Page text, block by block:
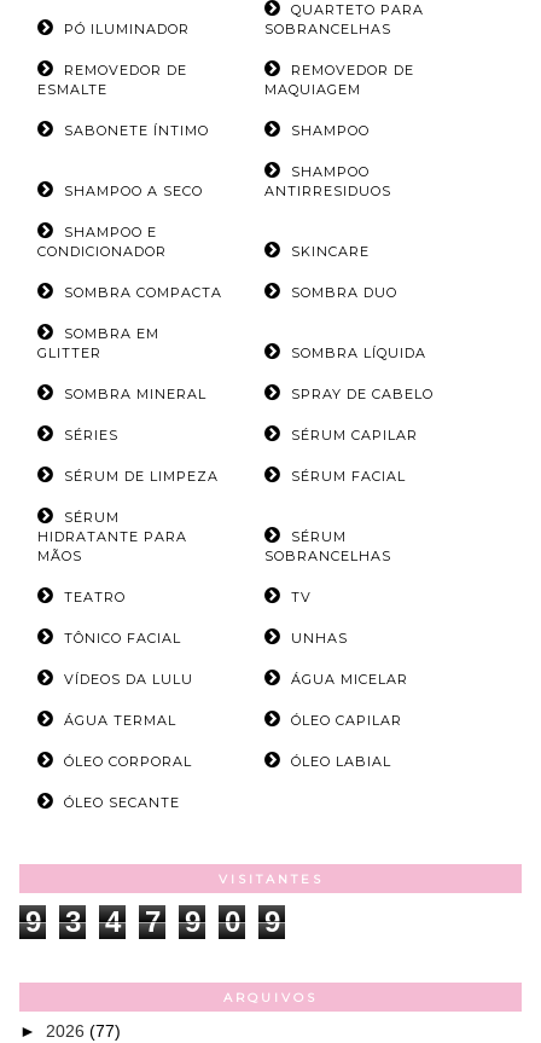
PÓ ILUMINADOR
QUARTETO PARA
SOBRANCELHAS
REMOVEDOR DE
ESMALTE
REMOVEDOR DE
MAQUIAGEM
SABONETE ÍNTIMO SHAMPOO
SHAMPOO A SECO
SHAMPOO
ANTIRRESIDUOS
SHAMPOO E
CONDICIONADOR
SKINCARE
SOMBRA COMPACTA SOMBRA DUO
SOMBRA EM
GLITTER
SOMBRA LÍQUIDA
SOMBRA MINERAL SPRAY DE CABELO
SÉRIES SÉRUM CAPILAR
SÉRUM DE LIMPEZA SÉRUM FACIAL
SÉRUM
HIDRATANTE PARA
MÃOS
SÉRUM
SOBRANCELHAS
TEATRO TV
TÔNICO FACIAL UNHAS
VÍDEOS DA LULU ÁGUA MICELAR
ÁGUA TERMAL ÓLEO CAPILAR
ÓLEO CORPORAL ÓLEO LABIAL
ÓLEO SECANTE
VISITANTES
9 3 4 7 9 0 9
ARQUIVOS
► 2026 (77)